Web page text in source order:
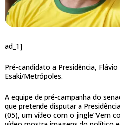
ad_1]
Pré-candidato a Presidência,
Esaki/Metrópoles.
A equipe de pré-campanha do
que pretende disputar a
(05), um vídeo com o jingle”Vem